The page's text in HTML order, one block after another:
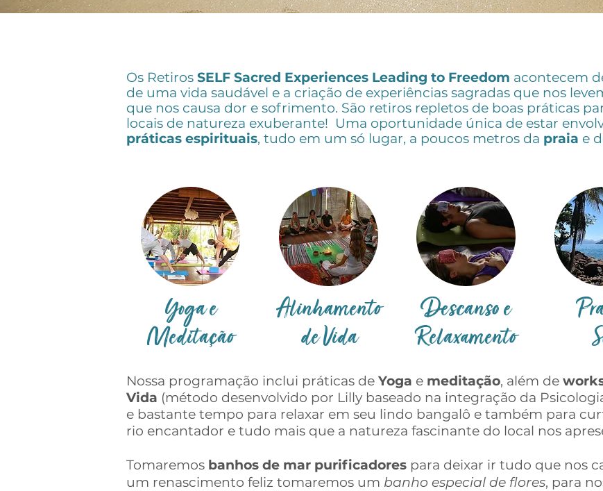
Os Retiros SELF Sacred Experiences Leading to Freedom acontecem
de uma vida saudável e a criação de experiências sagradas que nos
que nos causa dor e sofrimento. São retiros repletos de boas práticas
locais de natureza exuberante! Uma oportunidade única de estar
práticas espirituais, tudo em um só lugar, a poucos metros da praia e
Yoga e
Meditação
Alinhamento
de Vida
Descanso e
Relaxamento
Nossa programação inclui práticas de Yoga e meditação, além de
Vida (método desenvolvido por Lilly baseado na integração da
e bastante tempo para relaxar em seu lindo bangalô e também para
rio encantador e tudo mais que a natureza fascinante do local nos
Tomaremos banhos de mar purificadores para deixar ir tudo que nos
um renascimento feliz tomaremos um banho especial de flores, para